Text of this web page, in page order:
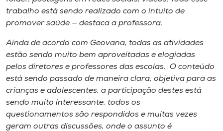
trabalho está sendo realizado com o intuito de
promover saúde — destaca a professora.
Ainda de acordo com Geovana, todas as atividades
estão sendo muito bem aproveitadas e elogiadas
pelos diretores e professores das escolas. O conteúdo
está sendo passado de maneira clara, objetiva para as
crianças e adolescentes, a participação destes está
sendo muito interessante, todos os
questionamentos são respondidos e muitas vezes
geram outras discussões, onde o assunto é